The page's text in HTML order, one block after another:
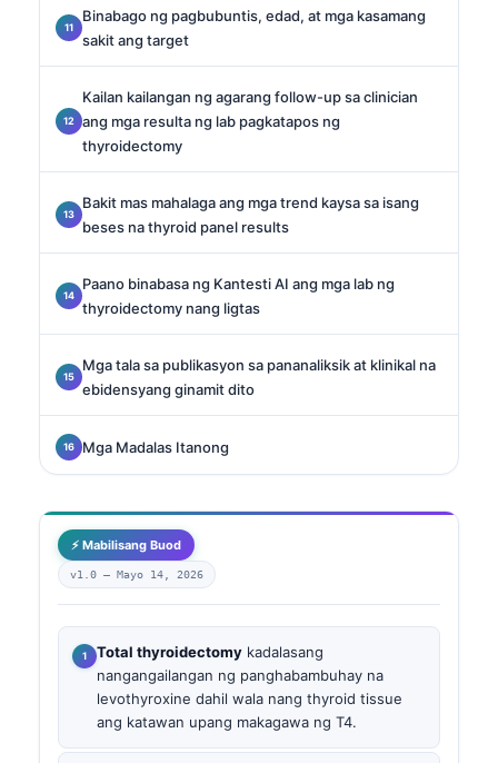
Binabago ng pagbubuntis, edad, at mga kasamang
sakit ang target
Kailan kailangan ng agarang follow-up sa clinician
ang mga resulta ng lab pagkatapos ng
thyroidectomy
Bakit mas mahalaga ang mga trend kaysa sa isang
beses na thyroid panel results
Paano binabasa ng Kantesti AI ang mga lab ng
thyroidectomy nang ligtas
Mga tala sa publikasyon sa pananaliksik at klinikal na
ebidensyang ginamit dito
Mga Madalas Itanong
⚡ Mabilisang Buod
v1.0 — Mayo 14, 2026
Total thyroidectomy kadalasang
nangangailangan ng panghabambuhay na
levothyroxine dahil wala nang thyroid tissue
ang katawan upang makagawa ng T4.